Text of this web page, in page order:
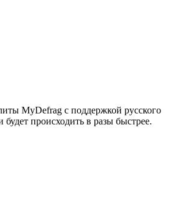
MyDefrag с поддержкой русского
происходить в разы быстрее.